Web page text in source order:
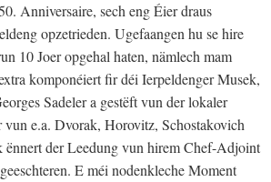
Anniversaire, sech eng Éier draus
opzetrieden. Ugefaangen hu se hire
10 Joer opgehal haten, nämlech mam
komponéiert fir déi Ierpeldenger Musek,
Sadeler a gestëft vun der lokaler
e.a. Dvorak, Horovitz, Schostakovich
ënnert der Leedung vun hirem Chef-Adjoint
E méi nodenkleche Moment